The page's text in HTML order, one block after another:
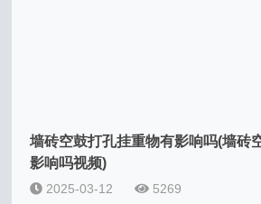
墙砖空鼓打孔挂重物有影响吗(墙砖
影响吗视频)
2025-03-12 5269